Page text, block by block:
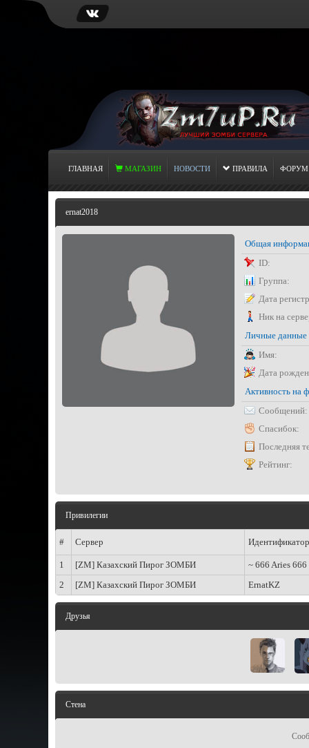
ГЛАВНАЯ МАГАЗИН НОВОСТИ ПРАВИЛА ФОРУМ
ernat2018
Общая
ID:
Группа:
Дата
Ник на
Личные данные
Имя:
Дата
Активность на
Сообщений:
Спасибок:
Последняя
Рейтинг:
Привилегии
# Сервер Идентификатор
1 [ZM] Казахский Пирог ЗОМБИ
~ 666 Aries 666
2
[ZM] Казахский Пирог ЗОМБИ ErnatKZ
Друзья
Стена